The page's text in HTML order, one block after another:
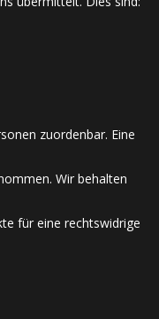
zuordenbar. Eine
Wir behalten
für eine rechtswidrige